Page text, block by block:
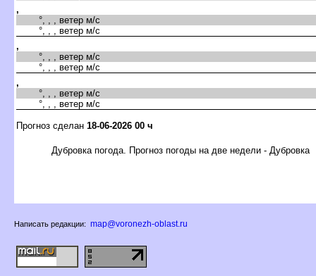
,
°, , , ветер м/с
°, , , ветер м/с
,
°, , , ветер м/с
°, , , ветер м/с
,
°, , , ветер м/с
°, , , ветер м/с
Прогноз сделан 18-06-2026 00 ч
Дубровка погода. Прогноз погоды на две недели - Дубровка
Написать редакции: map@voronezh-oblast.ru